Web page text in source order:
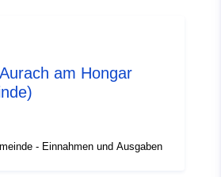
am Hongar
- Einnahmen und Ausgaben